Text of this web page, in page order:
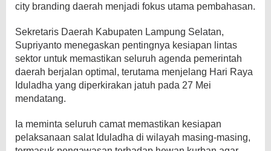
city branding daerah menjadi fokus utama pembahasan.
Sekretaris Daerah Kabupaten Lampung Selatan,
Supriyanto menegaskan pentingnya kesiapan lintas
sektor untuk memastikan seluruh agenda pemerintah
daerah berjalan optimal, terutama menjelang Hari Raya
Iduladha yang diperkirakan jatuh pada 27 Mei
mendatang.
Ia meminta seluruh camat memastikan kesiapan
pelaksanaan salat Iduladha di wilayah masing-masing,